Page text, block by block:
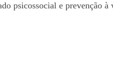
psicossocial e prevenção